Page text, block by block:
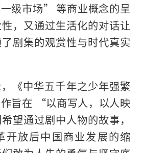
级市场” 等商业概念的呈
，又通过生活化的对话让
剧集的观赏性与时代真实
《中华五千年之少年强繁
旨在 “以商写人，以人映
望通过剧中人物的故事，
开放后中国商业发展的缩